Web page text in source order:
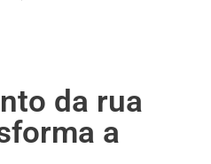
da rua
a